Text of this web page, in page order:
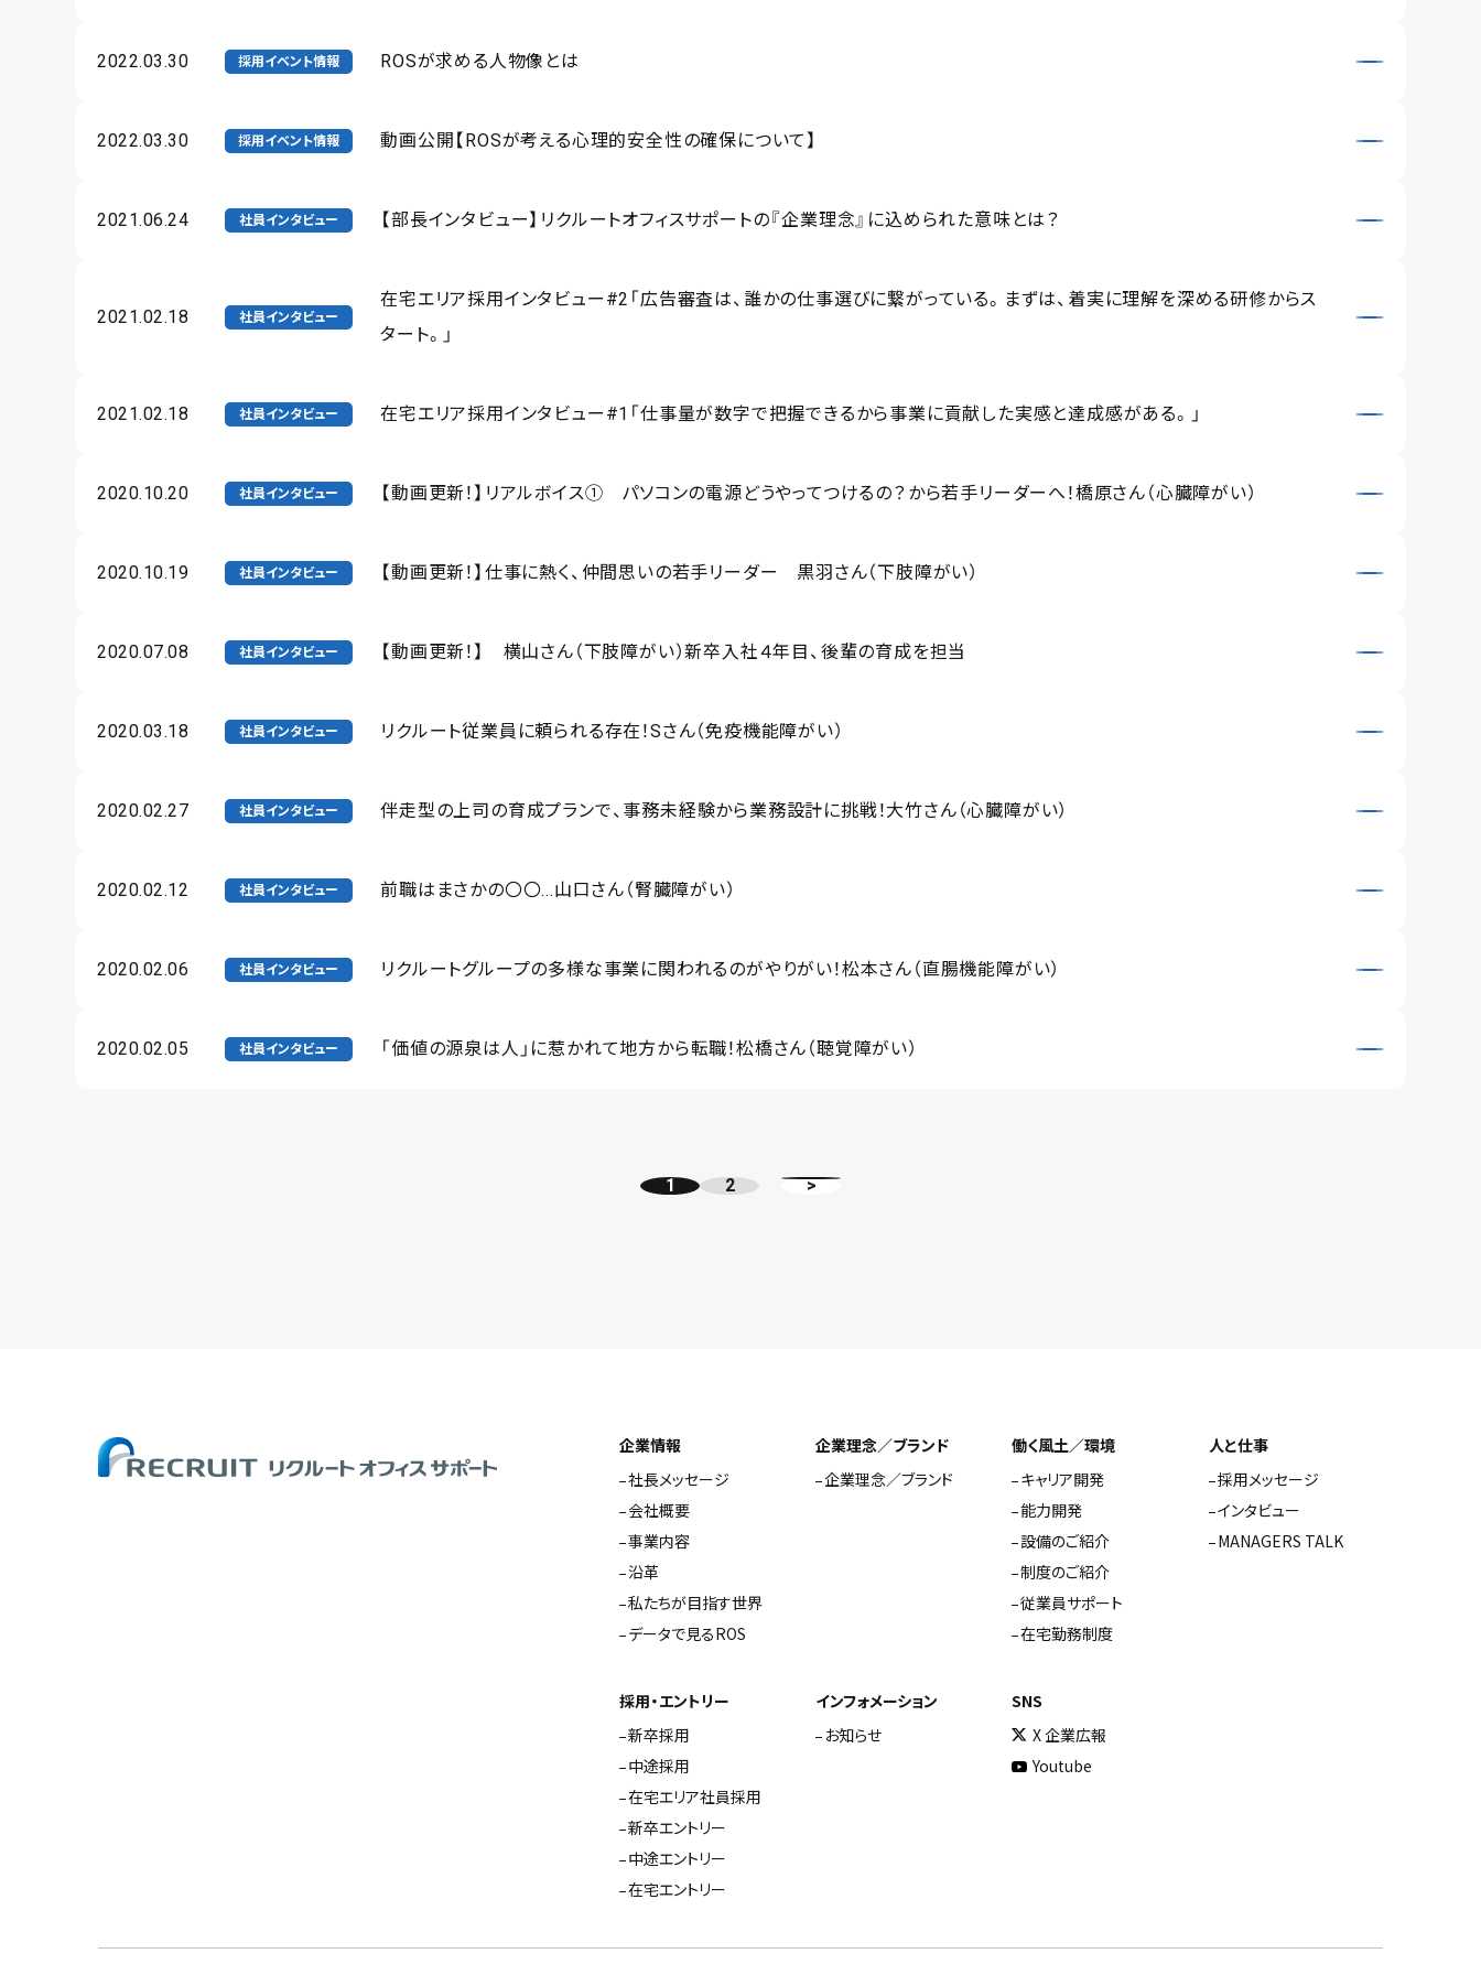
2022.03.30 採用イベント情報 ROSが求める人物像とは
2022.03.30 採用イベント情報 動画公開【ROSが考える心理的安全性の確保について】
2021.06.24 社員インタビュー 【部長インタビュー】リクルートオフィスサポートの『企業理念』に込められた意味とは？
2021.02.18 社員インタビュー
在宅エリア採用インタビュー#2「広告審査は、誰かの仕事選びに繋がっている。まずは、着実に理解を深める研修からス
タート。」
2021.02.18 社員インタビュー 在宅エリア採用インタビュー#1「仕事量が数字で把握できるから事業に貢献した実感と達成感がある。」
2020.10.20 社員インタビュー 【動画更新！】リアルボイス① パソコンの電源どうやってつけるの？から若手リーダーへ！橋原さん（心臓障がい）
2020.10.19 社員インタビュー 【動画更新！】仕事に熱く、仲間思いの若手リーダー 黒羽さん（下肢障がい）
2020.07.08 社員インタビュー 【動画更新！】 横山さん（下肢障がい）新卒入社４年目、後輩の育成を担当
2020.03.18 社員インタビュー リクルート従業員に頼られる存在！Sさん（免疫機能障がい）
2020.02.27 社員インタビュー 伴走型の上司の育成プランで、事務未経験から業務設計に挑戦！大竹さん（心臓障がい）
2020.02.12 社員インタビュー 前職はまさかの〇〇...山口さん（腎臓障がい）
2020.02.06 社員インタビュー リクルートグループの多様な事業に関われるのがやりがい！松本さん（直腸機能障がい）
2020.02.05 社員インタビュー 「価値の源泉は人」に惹かれて地方から転職！松橋さん（聴覚障がい）
1 2 >
企業情報
社長メッセージ
会社概要
事業内容
沿革
私たちが目指す世界
データで見るROS
企業理念／ブランド
企業理念／ブランド
働く風土／環境
キャリア開発
能力開発
設備のご紹介
制度のご紹介
従業員サポート
在宅勤務制度
人と仕事
採用メッセージ
インタビュー
MANAGERS TALK
採用・エントリー
新卒採用
中途採用
在宅エリア社員採用
新卒エントリー
中途エントリー
在宅エントリー
インフォメーション
お知らせ
SNS
X 企業広報
Youtube